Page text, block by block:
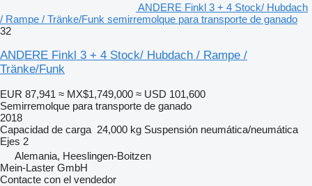
ANDERE Finkl 3 + 4 Stock/ Hubdach
/ Rampe / Tränke/Funk semirremolque para transporte de ganado
32
ANDERE Finkl 3 + 4 Stock/ Hubdach / Rampe /
Tränke/Funk
EUR 87,941 ≈ MX$1,749,000 ≈ USD 101,600
Semirremolque para transporte de ganado
2018
Capacidad de carga 24,000 kg Suspensión neumática/neumática
Ejes 2
Alemania, Heeslingen-Boitzen
Mein-Laster GmbH
Contacte con el vendedor